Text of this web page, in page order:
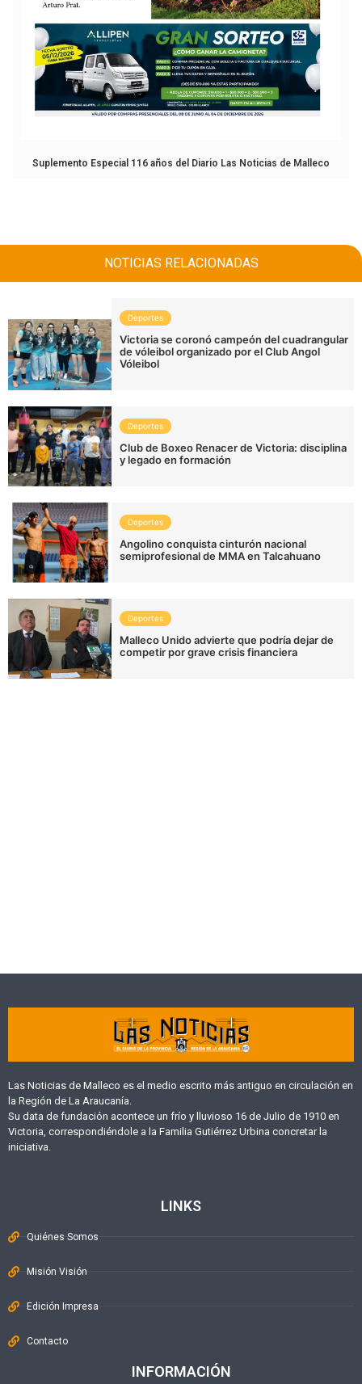
Suplemento Especial 116 años del Diario Las Noticias de Malleco
NOTICIAS RELACIONADAS
Deportes
Victoria se coronó campeón del cuadrangular
de vóleibol organizado por el Club Angol
Vóleibol
Deportes
Club de Boxeo Renacer de Victoria: disciplina
y legado en formación
Deportes
Angolino conquista cinturón nacional
semiprofesional de MMA en Talcahuano
Deportes
Malleco Unido advierte que podría dejar de
competir por grave crisis financiera
Las Noticias de Malleco es el medio escrito más antiguo en circulación en
la Región de La Araucanía.
Su data de fundación acontece un frío y lluvioso 16 de Julio de 1910 en
Victoria, correspondiéndole a la Familia Gutiérrez Urbina concretar la
iniciativa.
LINKS
Quiénes Somos
Misión Visión
Edición Impresa
Contacto
INFORMACIÓN